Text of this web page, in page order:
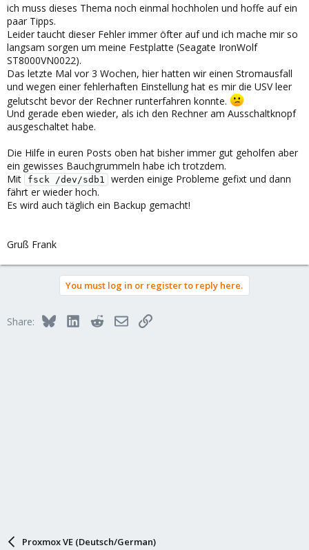
ich muss dieses Thema noch einmal hochholen und hoffe auf ein
paar Tipps.
Leider taucht dieser Fehler immer öfter auf und ich mache mir so
langsam sorgen um meine Festplatte (Seagate IronWolf
ST8000VN0022).
Das letzte Mal vor 3 Wochen, hier hatten wir einen Stromausfall
und wegen einer fehlerhaften Einstellung hat es mir die USV leer
gelutscht bevor der Rechner runterfahren konnte.
Und gerade eben wieder, als ich den Rechner am Ausschaltknopf
ausgeschaltet habe.
Die Hilfe in euren Posts oben hat bisher immer gut geholfen aber
ein gewisses Bauchgrummeln habe ich trotzdem.
Mit
fsck /dev/sdb1
werden einige Probleme gefixt und dann
fährt er wieder hoch.
Es wird auch täglich ein Backup gemacht!
Gruß Frank
You must log in or register to reply here.
Share: BlueskyLinkedInRedditEmailLink
Proxmox VE (Deutsch/German)